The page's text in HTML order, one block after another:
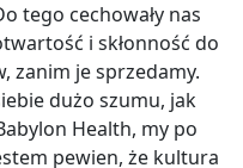
tego cechowały nas
i skłonność do
zanim je sprzedamy.
dużo szumu, jak
Health, my po
pewien, że kultura